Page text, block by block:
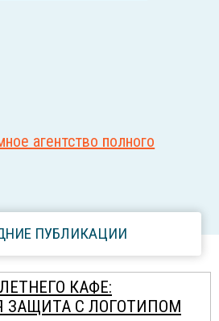
агентство полного
ПУБЛИКАЦИИ
КАФЕ:
ЗАЩИТА С ЛОГОТИПОМ